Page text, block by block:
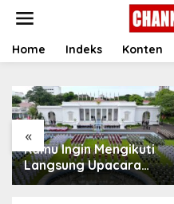
t
Home Indeks Konten
«
Kamu Ingin Mengikuti
Langsung Upacara
HUT Ke-81